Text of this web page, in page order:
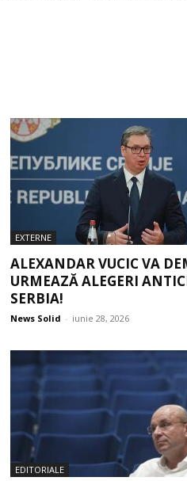
EXTERNE
ALEXANDAR VUCIC VA
URMEAZĂ ALEGERI
SERBIA!
News Solid - iunie 28, 2026
EDITORIALE